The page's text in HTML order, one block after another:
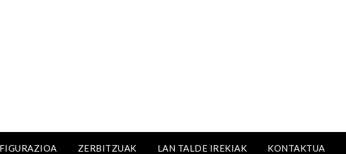
ZERBITZUAK LAN TALDE IREKIAK KONTAKTUA